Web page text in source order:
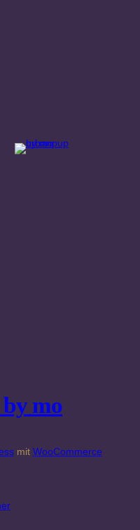
mo
mit WooCommerce